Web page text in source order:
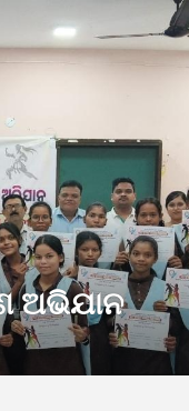
ଦିବସ